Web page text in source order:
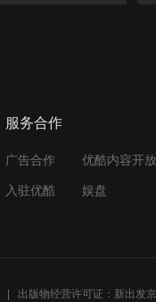
服务合作
广告合作 优酷内容开
入驻优酷 娱盘
出版物经营许可证：新出发